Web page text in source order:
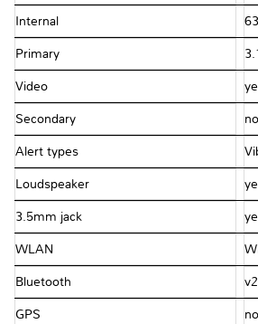
Internal
Primary
Video
Secondary no
Alert types
Loudspeaker
3.5mm jack
WLAN
Bluetooth
GPS no